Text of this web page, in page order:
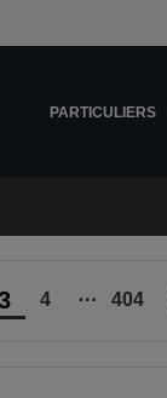
PARTICULIERS
4 ⋯ 404